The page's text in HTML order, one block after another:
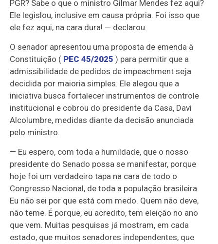
PGR? Sabe o que o ministro Gilmar Mendes fez aqui?
Ele legislou, inclusive em causa própria. Foi isso que
ele fez aqui, na cara dura! — declarou.
O senador apresentou uma proposta de emenda à
Constituição ( PEC 45/2025 ) para permitir que a
admissibilidade de pedidos de impeachment seja
decidida por maioria simples. Ele alegou que a
iniciativa busca fortalecer instrumentos de controle
institucional e cobrou do presidente da Casa, Davi
Alcolumbre, medidas diante da decisão anunciada
pelo ministro.
— Eu espero, com toda a humildade, que o nosso
presidente do Senado possa se manifestar, porque
hoje foi um verdadeiro tapa na cara de todo o
Congresso Nacional, de toda a população brasileira.
Eu não sei por que está com medo. Quem não deve,
não teme. É porque, eu acredito, tem eleição no ano
que vem. Muitas pesquisas já mostram, em cada
estado, que muitos senadores independentes, que